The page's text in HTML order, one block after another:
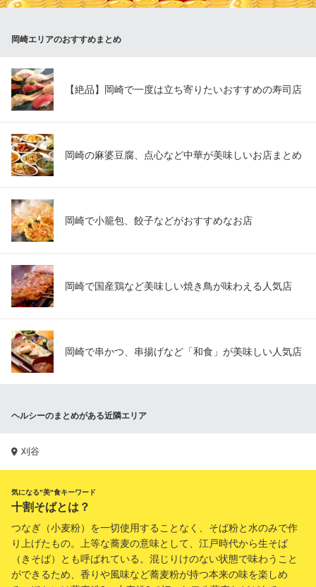
さ倍増。
しゃぶしゃぶ・個室居酒屋 豚吟 東岡崎店
名鉄名古屋本線東岡崎駅 徒歩4分
愛知県岡崎市明大寺本町3-5
岡崎エリアのおすすめまとめ
【絶品】岡崎で一度は立ち寄りたいおすすめの寿司店
岡崎の麻婆豆腐、点心など中華が美味しいお店まとめ
岡崎で小籠包、餃子などがおすすめなお店
岡崎で国産鶏など美味しい焼き鳥が味わえる人気店
岡崎で串かつ、串揚げなど「和食」が美味しい人気店
ヘルシーのまとめがある近隣エリア
刈谷
気になる"美"食キーワード
十割そばとは？
つなぎ（小麦粉）を一切使用することなく、そば粉と水のみで作
り上げたもの。上等な蕎麦の意味として、江戸時代から生そば
（きそば）とも呼ばれている。混じりけのない状態で味わうこと
ができるため、香りや風味など蕎麦粉が持つ本来の味を楽しめ